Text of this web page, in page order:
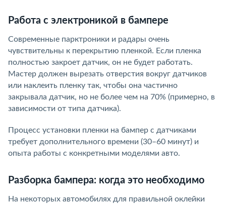
Работа с электроникой в бампере
Современные парктроники и радары очень
чувствительны к перекрытию пленкой. Если пленка
полностью закроет датчик, он не будет работать.
Мастер должен вырезать отверстия вокруг датчиков
или наклеить пленку так, чтобы она частично
закрывала датчик, но не более чем на 70% (примерно, в
зависимости от типа датчика).
Процесс установки пленки на бампер с датчиками
требует дополнительного времени (30–60 минут) и
опыта работы с конкретными моделями авто.
Разборка бампера: когда это необходимо
На некоторых автомобилях для правильной оклейки